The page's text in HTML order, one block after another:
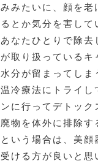
みたいに、顔を
とか気分を害し
なたひとりで除
取り扱っているキ
分が留まってし
冷療法にトライし
に行ってデトッ
物を体外に排除
いう場合は、美顔
ける方が良いと